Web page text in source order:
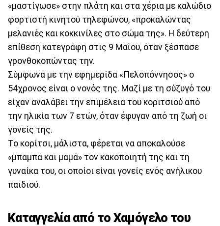
«μαστίγωσε» στην πλάτη και στα χέρια με καλώδιο
φορτιστή κινητού τηλεφώνου, «προκαλώντας
μελανιές και κοκκινίλες στο σώμα της». Η δεύτερη
επίθεση κατεγράφη στις 9 Μαΐου, όταν ξέσπασε
γρονθοκοπώντας την.
Σύμφωνα με την εφημερίδα «Πελοπόννησος» ο
54χρονος είναι ο νονός της. Μαζί με τη σύζυγό του
είχαν αναλάβει την επιμέλεια του κοριτσιού από
την ηλικία των 7 ετών, όταν έφυγαν από τη ζωή οι
γονείς της.
Το κορίτσι, μάλιστα, φέρεται να αποκαλούσε
«μπαμπά και μαμά» τον κακοποιητή της και τη
γυναίκα του, οι οποίοι είναι γονείς ενός ανήλικου
παιδιού.
Καταγγελία από το Χαμόγελο του